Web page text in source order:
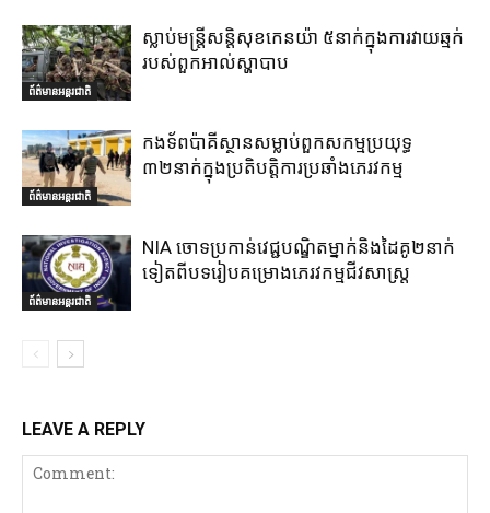
ព័ត៌មានអន្តរជាតិ
ស្លាប់មន្ត្រីសន្តិសុខកេនយ៉ា ៥នាក់ក្នុងការវាយឆ្មក់
របស់ពួកអាល់ស្ហាបាប
ព័ត៌មានអន្តរជាតិ
កងទ័ពប៉ាគីស្ថានសម្លាប់ពួកសកម្មប្រយុទ្ធ
៣២នាក់ក្នុងប្រតិបត្តិការប្រឆាំងភេរវកម្ម
ព័ត៌មានអន្តរជាតិ
NIA ចោទប្រកាន់វេជ្ជបណ្ឌិតម្នាក់និងដៃគូ២នាក់
ទៀតពីបទរៀបគម្រោងភេរវកម្មជីវសាស្ត្រ
LEAVE A REPLY